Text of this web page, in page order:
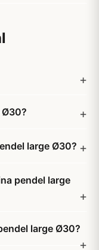
Ø30?
large Ø30?
pendel large
large Ø30?